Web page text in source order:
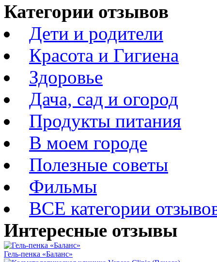
Категории отзывов
Дети и родители
Красота и Гигиена
Здоровье
Дача, сад и огород
Продукты питания
В моем городе
Полезные советы
Фильмы
ВСЕ категории
Интересные отзывы
Гель-пенка «Баланс»